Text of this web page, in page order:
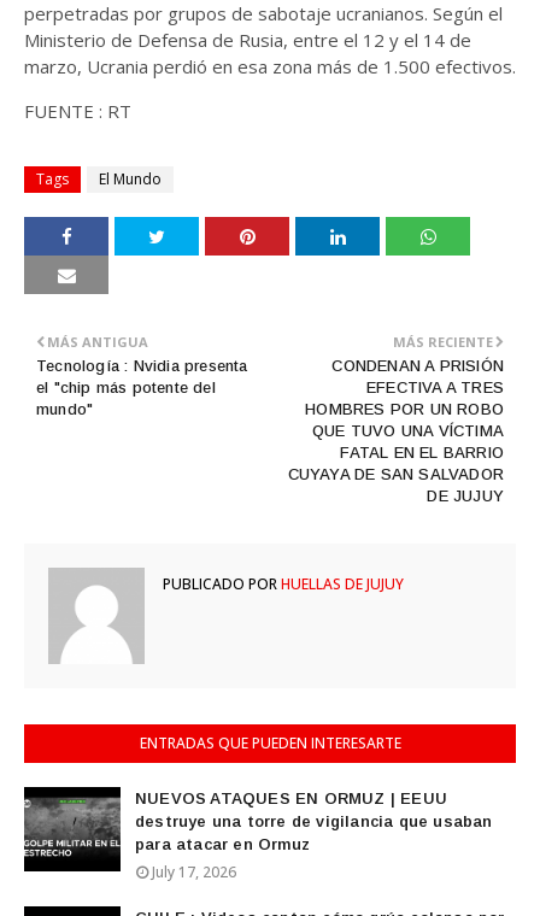
perpetradas por grupos de sabotaje ucranianos. Según el
Ministerio de Defensa de Rusia, entre el 12 y el 14 de
marzo, Ucrania perdió en esa zona más de 1.500 efectivos.
FUENTE : RT
Tags El Mundo
MÁS RECIENTE
CONDENAN A PRISIÓN
EFECTIVA A TRES
HOMBRES POR UN ROBO
QUE TUVO UNA VÍCTIMA
FATAL EN EL BARRIO
CUYAYA DE SAN SALVADOR
DE JUJUY
MÁS ANTIGUA
Tecnología : Nvidia presenta
el "chip más potente del
mundo"
PUBLICADO PORHUELLAS DE JUJUY
ENTRADAS QUE PUEDEN INTERESARTE
NUEVOS ATAQUES EN ORMUZ | EEUU
destruye una torre de vigilancia que usaban
para atacar en Ormuz
July 17, 2026